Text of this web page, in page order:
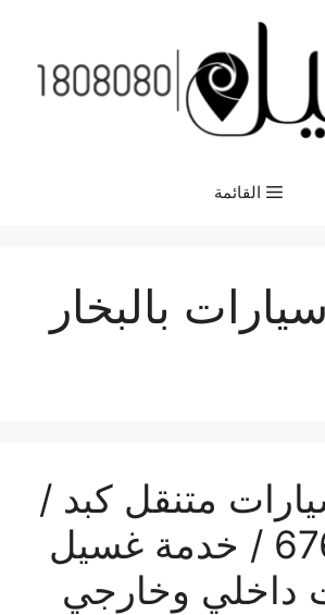
القائمة
بالبخار
متنقل كبد /
67661662 / خدمة غسيل
داخلي وخارجي